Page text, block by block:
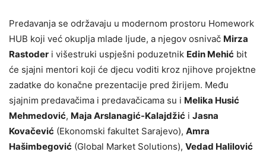
Predavanja se održavaju u modernom prostoru Homework
HUB koji već okuplja mlade ljude, a njegov osnivač Mirza
Rastoder i višestruki uspješni poduzetnik Edin Mehić bit
će sjajni mentori koji će djecu voditi kroz njihove projektne
zadatke do konačne prezentacije pred žirijem. Među
sjajnim predavačima i predavačicama su i Melika Husić
Mehmedović, Maja Arslanagić-Kalajdžić i Jasna
Kovačević (Ekonomski fakultet Sarajevo), Amra
Hašimbegović (Global Market Solutions), Vedad Halilović